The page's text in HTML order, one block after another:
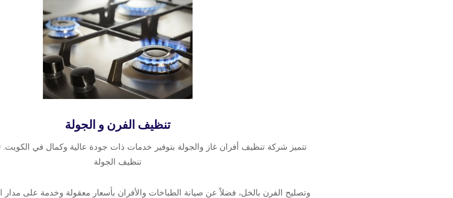
تنظيف الفرن و الجولة
تتميز شركة تنظيف أفران غاز والجولة بتوفير خدمات ذات جودة عالية وكمال في
تنظيف الجولة
وتصليح الفرن بالخل، فضلاً عن صيانة الطباخات والأفران بأسعار معقولة وخدمة على مدار